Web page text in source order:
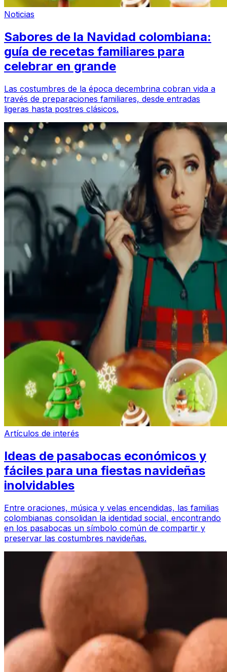
Noticias
Sabores de la Navidad colombiana:
guía de recetas familiares para
celebrar en grande
Las costumbres de la época decembrina cobran vida a
través de preparaciones familiares, desde entradas
ligeras hasta postres clásicos.
Artículos de interés
Ideas de pasabocas económicos y
fáciles para una fiestas navideñas
inolvidables
Entre oraciones, música y velas encendidas, las familias
colombianas consolidan la identidad social, encontrando
en los pasabocas un símbolo común de compartir y
preservar las costumbres navideñas.